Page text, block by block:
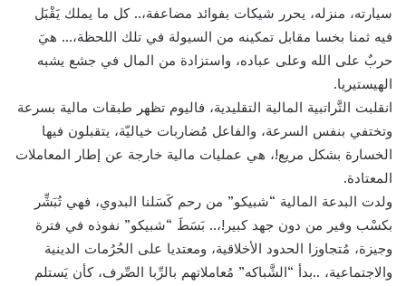
سيارته، منزله، يحرر شيكات بفوائد مضاعفة،.. كل ما يملك يَقْبَل
فيه ثمنا بخسا مقابل تمكينه من السيولة في تلك اللحظة،… هيَ
حربٌ على الله وعلى عباده، واستزادة من المال في جشع يشبه
الهيستيريا.
انقلبت التَّراتبية المالية التقليدية، فاليوم تظهر طبقات مالية بسرعة
وتختفي بنفس السرعة، والفاعل مُضاربات خياليّة، يتقبلون فيها
الخسارة بشكل مريع!، هي عمليات مالية خارجة عن إطار المعاملات
المعتادة.
ولدت البدعة المالية “شبيكو” من رحم كَسَلنا البدوي، فهي تُبَشِّر
بكسْب وفير من دون جهد كبير!،.. بَسَطَ “شبيكو” نفوذه في فترة
وجيزة، مُتجاوزا الحدود الأخلاقية، ومعتديا على الحُرُمات الدينية
والاجتماعية، ..بدأ “الشَّباكه” مُعاملاتهم بالرِّبا الصِّرف، كأن يَستلم